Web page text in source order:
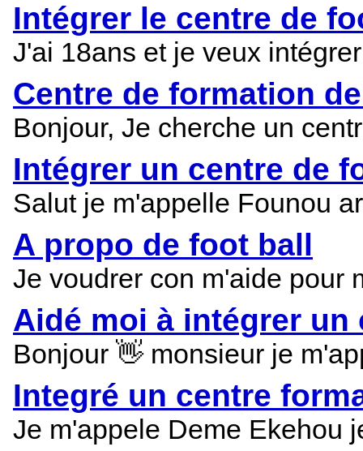
Intégrer le centre de
J'ai 18ans et je veux
Centre de formation
Bonjour, Je cherche un
Intégrer un centre de
Salut je m'appelle Founou
A propo de foot ball
Je voudrer con m'aide pour
Aidé moi à intégrer un
Bonjour 👋 monsieur je
Integré un centre
Je m'appele Deme Ekehou